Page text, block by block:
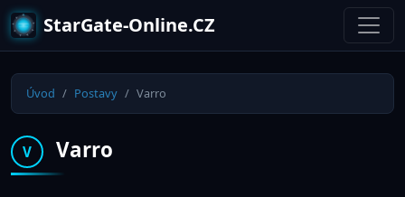
StarGate-Online.CZ
Úvod Postavy Varro
V Varro